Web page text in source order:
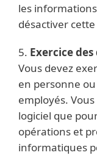
les
désactiver
5. Exercice
Vous devez
en personne
employés.
logiciel que
opérations et
informatiques